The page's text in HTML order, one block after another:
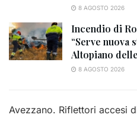
8 AGOSTO 2026
Incendio di
“Serve nuova
Altopiano
8 AGOSTO 2026
Avezzano. Riflettori accesi